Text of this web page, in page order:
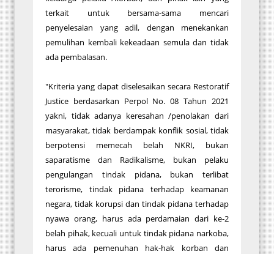
terkait untuk bersama-sama mencari
penyelesaian yang adil, dengan menekankan
pemulihan kembali kekeadaan semula dan tidak
ada pembalasan.
"Kriteria yang dapat diselesaikan secara Restoratif
Justice berdasarkan Perpol No. 08 Tahun 2021
yakni, tidak adanya keresahan /penolakan dari
masyarakat, tidak berdampak konflik sosial, tidak
berpotensi memecah belah NKRI, bukan
saparatisme dan Radikalisme, bukan pelaku
pengulangan tindak pidana, bukan terlibat
terorisme, tindak pidana terhadap keamanan
negara, tidak korupsi dan tindak pidana terhadap
nyawa orang, harus ada perdamaian dari ke-2
belah pihak, kecuali untuk tindak pidana narkoba,
harus ada pemenuhan hak-hak korban dan